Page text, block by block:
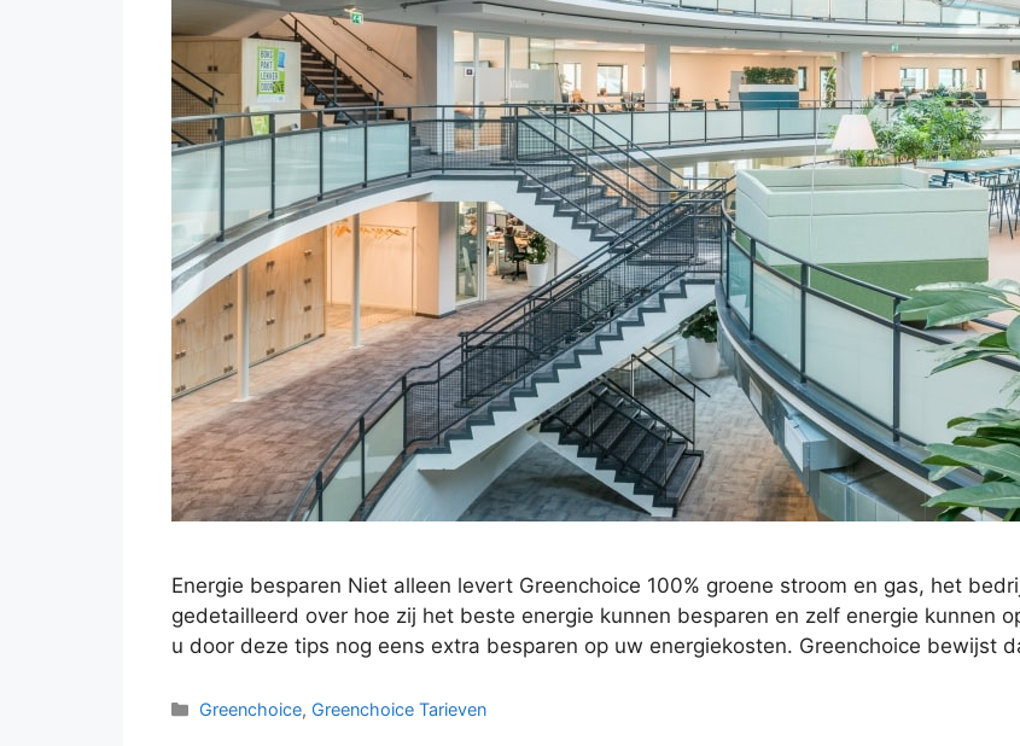
Energie besparen Niet alleen levert Greenchoice 100% groene stroom en gas, het
gedetailleerd over hoe zij het beste energie kunnen besparen en zelf energie kunnen
u door deze tips nog eens extra besparen op uw energiekosten. Greenchoice bewijst
Categorieën
Greenchoice, Greenchoice Tarieven